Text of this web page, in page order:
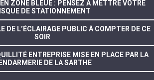
ZONE BLEUE : PENSEZ À METTRE VOTRE
DE STATIONNEMENT
DE L’ÉCLAIRAGE PUBLIC À COMPTER DE CE
SOIR
ENTREPRISE MISE EN PLACE PAR LA
DE LA SARTHE